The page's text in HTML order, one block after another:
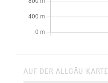
AUF DER ALLGÄU KARTE